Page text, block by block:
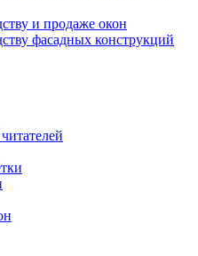
и продаже окон
фасадных конструкций